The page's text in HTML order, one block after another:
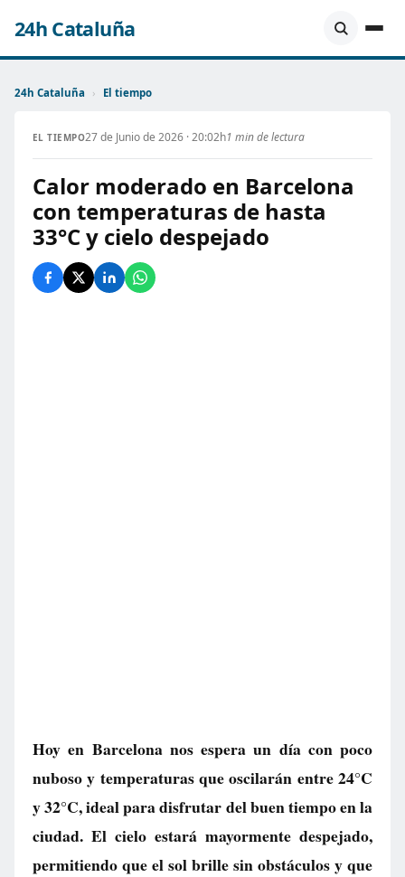
24h Cataluña
24h Cataluña › El tiempo
EL TIEMPO27 de Junio de 2026 · 20:02h1 min de lectura
Calor moderado en Barcelona
con temperaturas de hasta
33°C y cielo despejado
Hoy en Barcelona nos espera un día con poco
nuboso y temperaturas que oscilarán entre 24°C
y 32°C, ideal para disfrutar del buen tiempo en la
ciudad. El cielo estará mayormente despejado,
permitiendo que el sol brille sin obstáculos y que